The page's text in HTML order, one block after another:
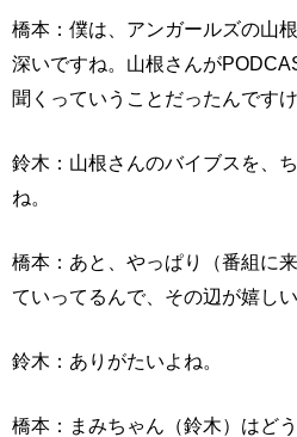
橋本：僕は、アンガールズの山
深いですね。山根さんが
聞くっていうことだったんですけ
鈴木：山根さんのバイブスを、
ね。
橋本：あと、やっぱり（番組に
ていってるんで、その辺が嬉し
鈴木：ありがたいよね。
橋本：まみちゃん（鈴木）はど